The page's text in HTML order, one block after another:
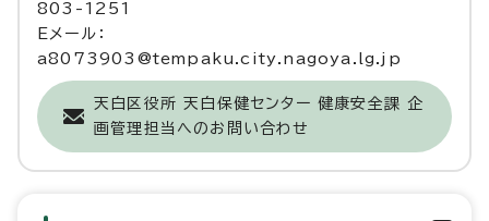
803-1251
Eメール：
a8073903@tempaku.city.nagoya.lg.jp
天白区役所 天白保健センター 健康安全課 企
画管理担当へのお問い合わせ